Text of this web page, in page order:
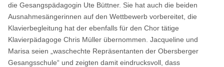
die Gesangspädagogin Ute Büttner. Sie hat auch die beiden
Ausnahmesängerinnen auf den Wettbewerb vorbereitet, die
Klavierbegleitung hat der ebenfalls für den Chor tätige
Klavierpädagoge Chris Müller übernommen. Jacqueline und
Marisa seien „waschechte Repräsentanten der Obersberger
Gesangsschule“ und zeigten damit eindrucksvoll, dass